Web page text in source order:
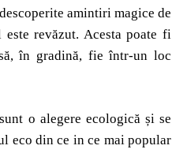
amintiri magice de
revăzut. Acesta poate fi
în gradină, fie într-un loc
o alegere ecologică și se
eco din ce in ce mai popular